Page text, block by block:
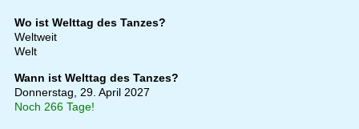
Wo ist Welttag des Tanzes?
Weltweit
Welt
Wann ist Welttag des Tanzes?
Donnerstag, 29. April 2027
Noch 266 Tage!